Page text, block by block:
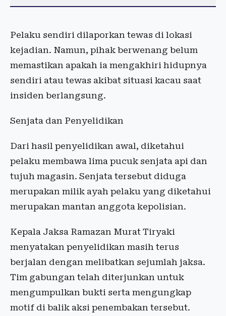
Pelaku sendiri dilaporkan tewas di lokasi
kejadian. Namun, pihak berwenang belum
memastikan apakah ia mengakhiri hidupnya
sendiri atau tewas akibat situasi kacau saat
insiden berlangsung.
Senjata dan Penyelidikan
Dari hasil penyelidikan awal, diketahui
pelaku membawa lima pucuk senjata api dan
tujuh magasin. Senjata tersebut diduga
merupakan milik ayah pelaku yang diketahui
merupakan mantan anggota kepolisian.
Kepala Jaksa Ramazan Murat Tiryaki
menyatakan penyelidikan masih terus
berjalan dengan melibatkan sejumlah jaksa.
Tim gabungan telah diterjunkan untuk
mengumpulkan bukti serta mengungkap
motif di balik aksi penembakan tersebut.